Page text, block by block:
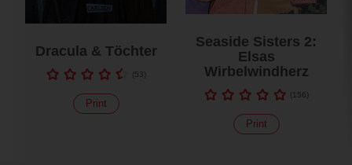
Dracula & Töchter
(53)
Print
Seaside Sisters 2:
Elsas
Wirbelwindherz
(156)
Print